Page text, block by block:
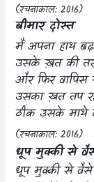
(रचनाकाल:2016)
बीमार दोस्त
मैं अपना हाथ
उसके ख़त की
और फिर
उसका ख़त तप
ठीक उसके माथे
(रचनाकाल:2016)
धूप मुक्की से
धूप मुक्की से वैसे